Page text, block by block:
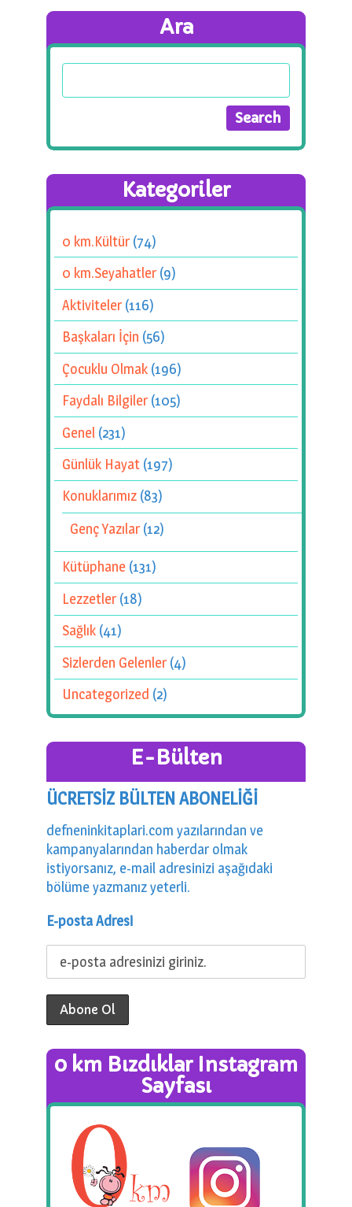
Ara
Kategoriler
0 km.Kültür(74)
0 km.Seyahatler(9)
Aktiviteler(116)
Başkaları İçin (56)
Çocuklu Olmak (196)
Faydalı Bilgiler(105)
Genel (231)
Günlük Hayat (197)
Konuklarımız (83)
Genç Yazılar(12)
Kütüphane (131)
Lezzetler(18)
Sağlık (41)
Sizlerden Gelenler(4)
Uncategorized (2)
E-Bülten
ÜCRETSİZ BÜLTEN ABONELİĞİ
defneninkitaplari.com yazılarından ve
kampanyalarından haberdar olmak
istiyorsanız, e-mail adresinizi aşağıdaki
bölüme yazmanız yeterli.
E-posta Adresi
0 km Bızdıklar Instagram
Sayfası